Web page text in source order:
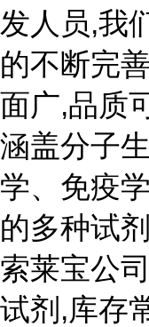
发人员,我
的不断完
面广,品质
涵盖分子
学、免疫
的多种试
索莱宝公
试剂,库存